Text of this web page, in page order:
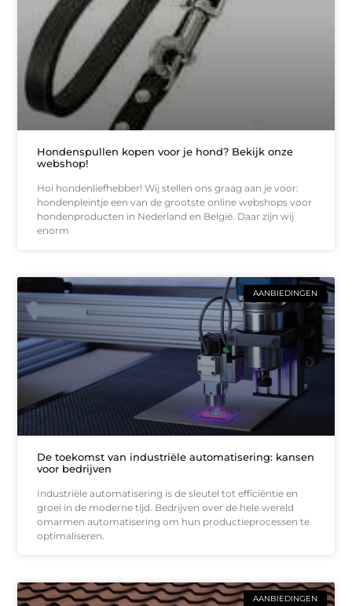
Hondenspullen kopen voor je hond? Bekijk onze
webshop!
Hoi hondenliefhebber! Wij stellen ons graag aan je voor:
hondenpleintje een van de grootste online webshops voor
hondenproducten in Nederland en België. Daar zijn wij
enorm
AANBIEDINGEN
De toekomst van industriële automatisering: kansen
voor bedrijven
Industriële automatisering is de sleutel tot efficiëntie en
groei in de moderne tijd. Bedrijven over de hele wereld
omarmen automatisering om hun productieprocessen te
optimaliseren.
AANBIEDINGEN